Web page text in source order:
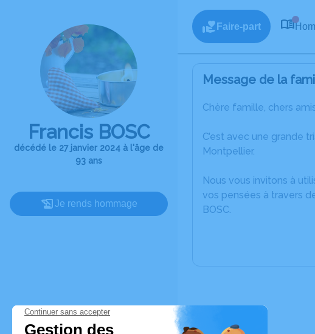
Francis BOSC
décédé le 27 janvier 2024 à l'âge de
93 ans
Je rends hommage
Faire-part
Message de la
Chère famille, chers
C’est avec une grande
Montpellier.
Nous vous invitons à
vos pensées à travers
BOSC.